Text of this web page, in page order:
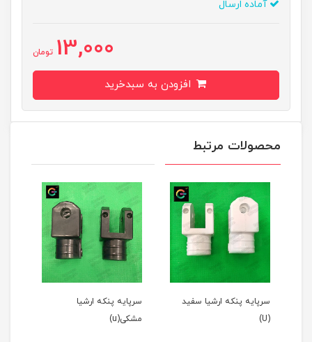
آماده ارسال
13,000 تومان
محصولات مرتبط
سرپایه پنکه ارشیا سفید
سرپایه پنکه ارشیا
مشکی(u)